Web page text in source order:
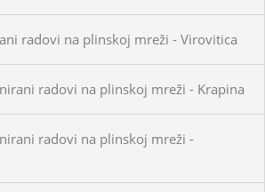
radovi na plinskoj mreži - Virovitica
radovi na plinskoj mreži - Krapina
radovi na plinskoj mreži -